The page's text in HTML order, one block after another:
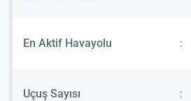
En Aktif Havayolu :
Uçuş Sayısı :